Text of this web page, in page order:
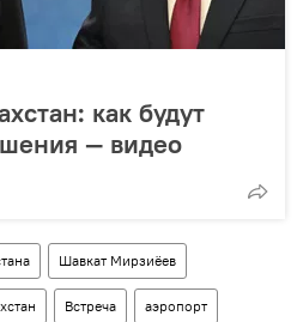
как будут
— видео
Шавкат Мирзиёев
Встреча аэропорт